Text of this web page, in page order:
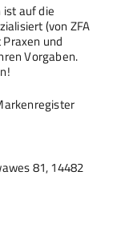
ist auf die
(von ZFA
und
Vorgaben.
81, 14482